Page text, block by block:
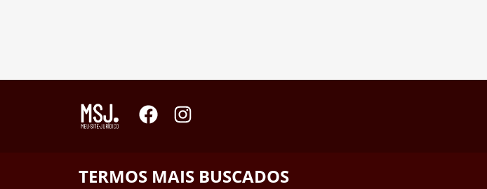
TERMOS MAIS BUSCADOS